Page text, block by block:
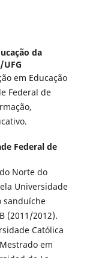
da
UFG
em Educação
Federal de
Federal de
Norte do
Universidade
sanduíche
(2011/2012).
Católica
em